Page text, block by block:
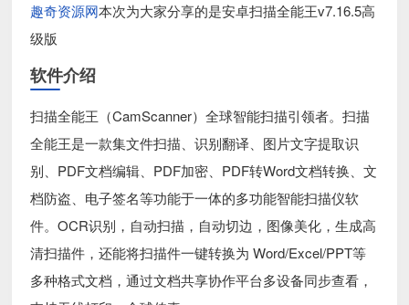
趣奇资源网本次为大家分享的是安卓扫描全能王v7.16.5高
级版
软件介绍
扫描全能王（CamScanner）全球智能扫描引领者。扫描
全能王是一款集文件扫描、识别翻译、图片文字提取识
别、PDF文档编辑、PDF加密、PDF转Word文档转换、文
档防盗、电子签名等功能于一体的多功能智能扫描仪软
件。OCR识别，自动扫描，自动切边，图像美化，生成高
清扫描件，还能将扫描件一键转换为 Word/Excel/PPT等
多种格式文档，通过文档共享协作平台多设备同步查看，